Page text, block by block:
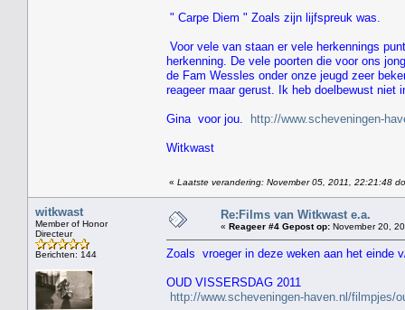
" Carpe Diem " Zoals zijn lijfspreuk was.
Voor vele van staan er vele herkennings
herkenning. De vele poorten die voor ons
de Fam Wessles onder onze jeugd zeer
reageer maar gerust. Ik heb doelbewust niet
Gina voor jou. http://www.scheveningen-
Witkwast
« Laatste verandering: November 05, 2011, 22:21:48
witkwast
Member of Honor
Directeur
Berichten: 144
Re:Films van Witkwast e.a.
« Reageer #4 Gepost op: November 20,
Zoals vroeger in deze weken aan het einde
OUD VISSERSDAG 2011
http://www.scheveningen-haven.nl/filmpjes/